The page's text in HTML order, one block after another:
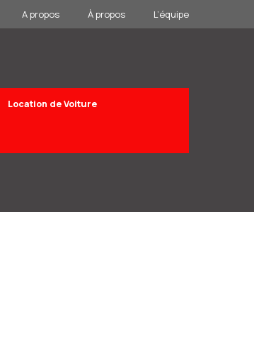
A propos À propos L’équipe
Location de Voiture